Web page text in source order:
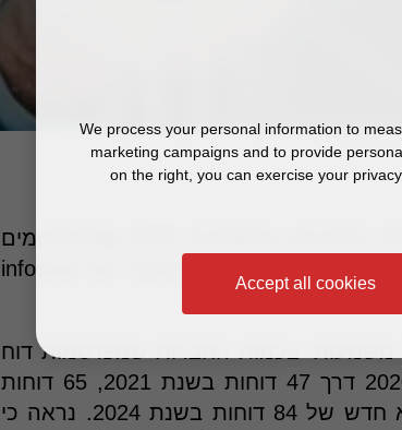
בשנת 2024 שוב נשבר השיא של כמות דוחות האחריות התאגידית ESG שמתפרסמים
בישראל, זו השנה הרביעית ברציפות. כך עולה מניתוח מאגר המידע הבלעדי של infospot
(2024-2021) חל גידול משמעותי בכמות החברות שמפרסמות דוח
אחריות תאגידית ESG, מ-27 דוחות בשנת 2020 דרך 47 דוחות בשנת 2021, 65 דוחות
בשנת 2022, 76 דוחות בשנת 2023, ועד שיא חדש של 84 דוחות בשנת 2024. נראה כי
We process your personal information to
marketing campaigns and to provide
on the right, you can exercise your
Accept all cookies